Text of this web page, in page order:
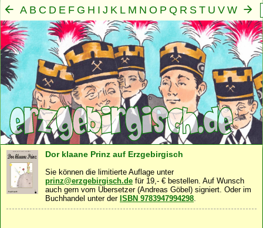
A B C D E F G H I J K L M N O P Q R S T U V W
X Y Z
Mensch·Seele·Geist ·Familie ·Gemeinschaft·
Dor klaane Prinz auf Erzgebirgisch
Sie können die limitierte Auflage unter
prinz@erzgebirgisch.de für 19,- € bestellen. Auf Wunsch
auch gern vom Übersetzer (Andreas Göbel) signiert. Oder im
Buchhandel unter der ISBN 9783947994298.